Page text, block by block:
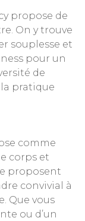
propose de
On y trouve
souplesse et
pour un
de
pratique
comme
corps et
proposent
convivial à
Que vous
ou d’un